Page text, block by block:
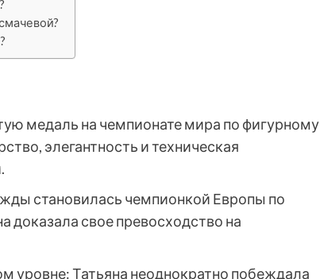
медаль на чемпионате мира по фигурному
элегантность и техническая
становилась чемпионкой Европы по
доказала свое превосходство на
уровне: Татьяна неоднократно побеждала